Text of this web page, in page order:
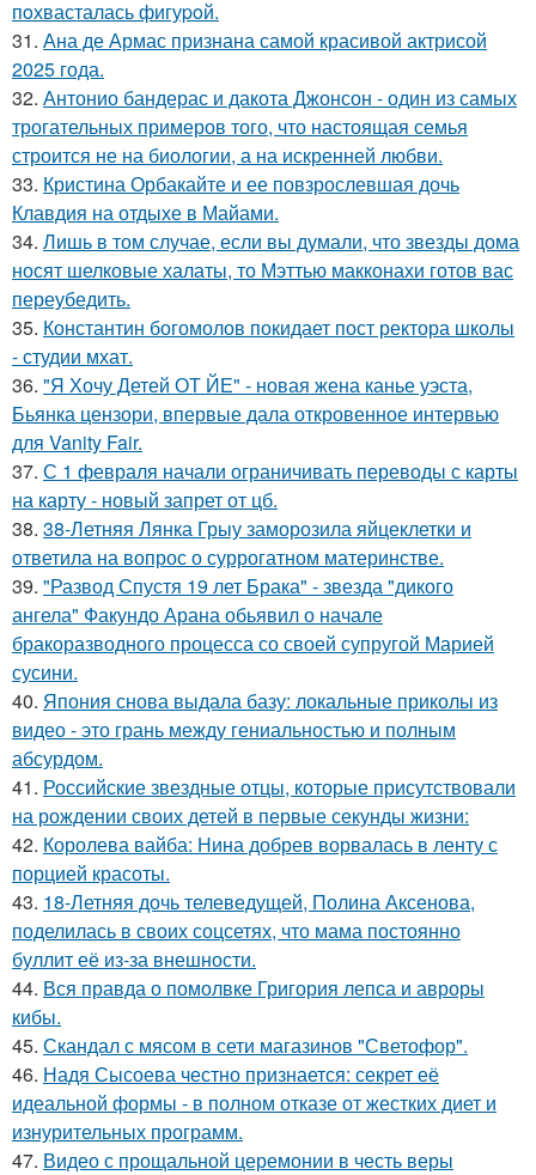
пoхвасталась фигуpoй.
31. Ана де Армас признана самой красивой актрисой
2025 года.
32. Антонио бандерас и дакота Джонсон - один из самых
трогательных примеров того, что настоящая семья
строится не на биологии, а на искренней любви.
33. Кристина Орбакайте и ее повзрослевшая дочь
Клавдия на отдыхе в Майами.
34. Лишь в том случае, если вы думали, что звезды дома
носят шелковые халаты, то Мэттью макконахи готов вас
переубедить.
35. Константин богомолов покидает пост ректора школы
- студии мхат.
36. "Я Хочу Детей ОТ ЙЕ" - новая жена канье уэста,
Бьянка цензори, впервые дала откровенное интервью
для Vanity Fair.
37. С 1 февраля начали ограничивать переводы с карты
на карту - новый запрет от цб.
38. 38-Летняя Лянка Грыу заморозила яйцеклетки и
ответила на вопрос о суррогатном материнстве.
39. "Развод Спустя 19 лет Брака" - звезда "дикого
ангела" Факундо Арана обьявил о начале
бракоразводного процесса со своей супругой Марией
сусини.
40. Япония снова выдала базу: локальные приколы из
видео - это грань между гениальностью и полным
абсурдом.
41. Российские звездные отцы, которые присутствовали
на рождении своих детей в первые секунды жизни:
42. Королева вайба: Нина добрев ворвалась в ленту с
порцией красоты.
43. 18-Летняя дочь телеведущей, Полина Аксенова,
поделилась в своих соцсетях, что мама постоянно
буллит её из-за внешности.
44. Вся правда о помолвке Григория лепса и авроры
кибы.
45. Скандал с мясом в сети магазинов "Светофор".
46. Надя Сысоева честно признается: секрет её
идеальной формы - в полном отказе от жестких диет и
изнурительных программ.
47. Видео с прощальной церемонии в честь веры